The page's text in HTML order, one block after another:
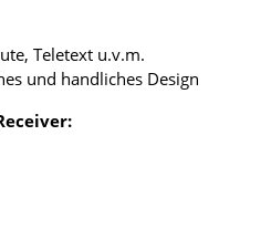
Teletext u.v.m.
und handliches Design